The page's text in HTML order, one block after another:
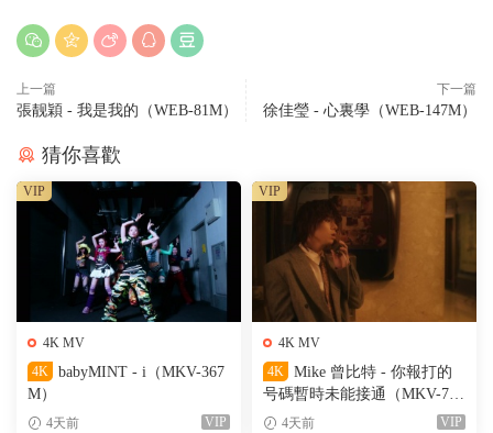
上一篇
張靓穎 - 我是我的（WEB-81M）
下一篇
徐佳瑩 - 心裏學（WEB-147M）
猜你喜歡
4K MV
4K
babyMINT - i（MKV-367
M）
4天前 VIP
VIP
4K MV
4K
Mike 曾比特 - 你報打的
号碼暫時未能接通（MKV-701
M）4天前 VIP
VIP